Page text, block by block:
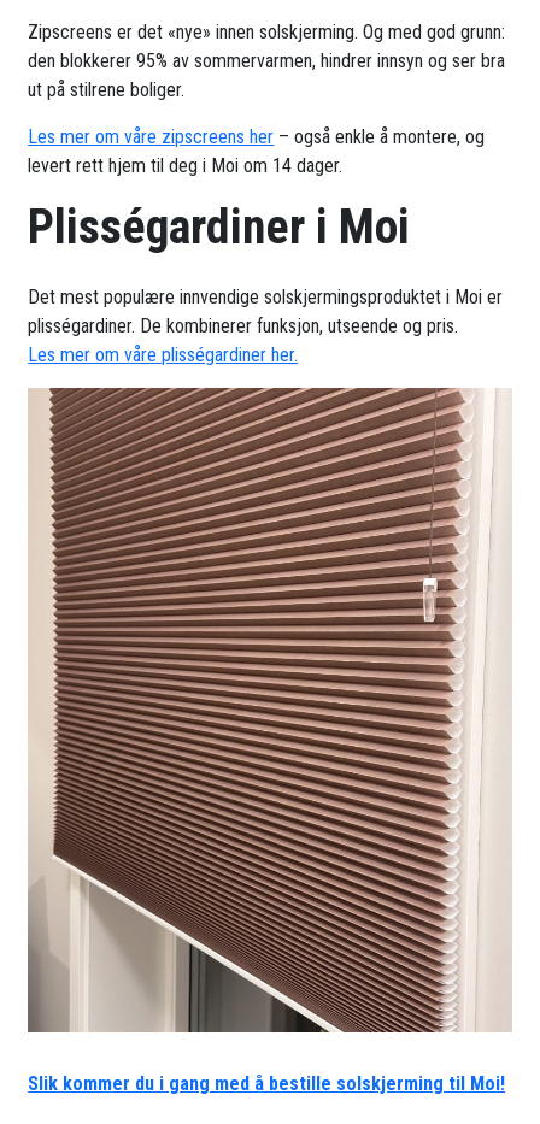
Zipscreens er det «nye» innen solskjerming. Og med god grunn:
den blokkerer 95% av sommervarmen, hindrer innsyn og ser bra
ut på stilrene boliger.
Les mer om våre zipscreens her – også enkle å montere, og
levert rett hjem til deg i Moi om 14 dager.
Plisségardiner i Moi
Det mest populære innvendige solskjermingsproduktet i Moi er
plisségardiner. De kombinerer funksjon, utseende og pris.
Les mer om våre plisségardiner her.
Slik kommer du i gang med å bestille solskjerming til Moi!